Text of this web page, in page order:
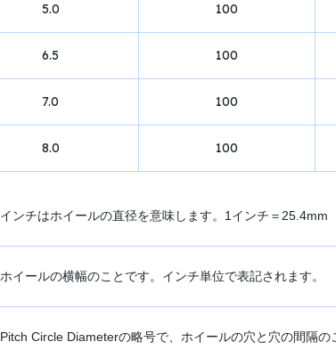
5.0 100
6.5 100
7.0 100
8.0 100
インチはホイールの直径を意味します。1インチ＝25.4mm
ホイールの横幅のことです。インチ単位で表記されます。
Pitch Circle Diameterの略号で、ホイールの穴と穴の間隔の